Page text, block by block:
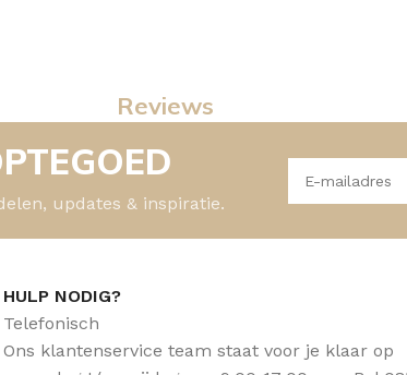
Reviews
updates & inspiratie.
HULP NODIG?
Telefonisch
Ons klantenservice team staat voor je klaar op